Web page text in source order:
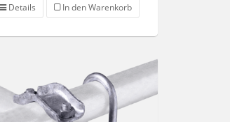
Details In den Warenkorb